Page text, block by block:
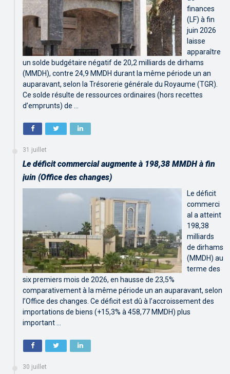
finances
(LF) à fin
juin 2026
laisse
apparaître
un solde budgétaire négatif de 20,2 milliards de dirhams
(MMDH), contre 24,9 MMDH durant la même période un an
auparavant, selon la Trésorerie générale du Royaume (TGR).
Ce solde résulte de ressources ordinaires (hors recettes
d’emprunts) de …
31 juillet
Le déficit commercial augmente à 198,38 MMDH à fin
juin (Office des changes)
Le déficit
commerci
al a atteint
198,38
milliards
de dirhams
(MMDH) au
terme des
six premiers mois de 2026, en hausse de 23,5%
comparativement à la même période un an auparavant, selon
l’Office des changes. Ce déficit est dû à l’accroissement des
importations de biens (+15,3% à 458,77 MMDH) plus
important …
30 juillet